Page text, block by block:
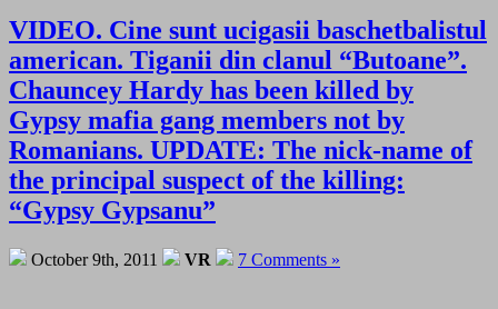
VIDEO. Cine sunt ucigasii baschetbalistul
american. Tiganii din clanul “Butoane”.
Chauncey Hardy has been killed by
Gypsy mafia gang members not by
Romanians. UPDATE: The nick-name of
the principal suspect of the killing:
“Gypsy Gypsanu”
October 9th, 2011 VR 7 Comments »